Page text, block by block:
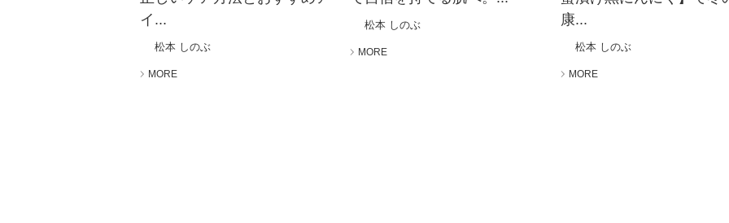
イ...
松本 しのぶ
MORE
松本 しのぶ
MORE
康...
松本 しのぶ
MORE